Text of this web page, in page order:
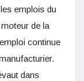
emplois du
de la
continue
dans